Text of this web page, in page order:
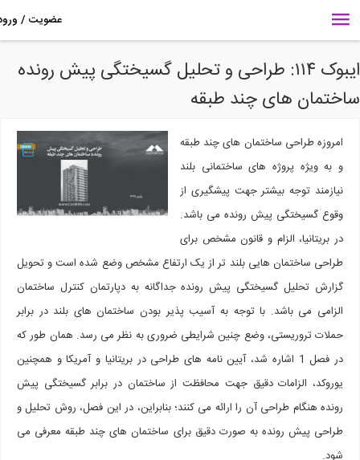
ایبوک ۱۱۴: طراحی و تحلیل گسیختگی پیش رونده
های چند طبقه
امروزه طراحی ساختمان های چند طبقه
و به ویژه پروژه های ساختمانی بلند
نیازمند توجه بیشتر جهت پیشگیری از
وقوع گسیختگی پیش رونده می باشد.
در بریتانیا، الزام و قانون مشخص برای
طراحی ساختمان هایی بلند تر از یک ارتفاع مشخص وضع شده است و تحویل
گزارش تحلیل گسیختگی پیش رونده جداگانه به دپارتمان کنترل ساختمان
الزامی می باشد. با توجه به آسیب پذیر بودن ساختمان های بلند در برابر
حملات تروریستی، وضع چنین شرایطی ضروری به نظر می رسد. همان طور که
در فصل 1 اشاره شد، آیین نامه های طراحی در بریتانیا و آمریکا و همچنین
یوروکد، الزامات دقیق جهت محافظت از ساختمان در برابر گسیختگی پیش
رونده هنگام طراحی آن را ارائه می کنند؛ بنابراین، در این فصل، روش تحلیل و
طراحی پیش رونده به صورت دقیق برای ساختمان های چند طبقه معرفی می
شود.